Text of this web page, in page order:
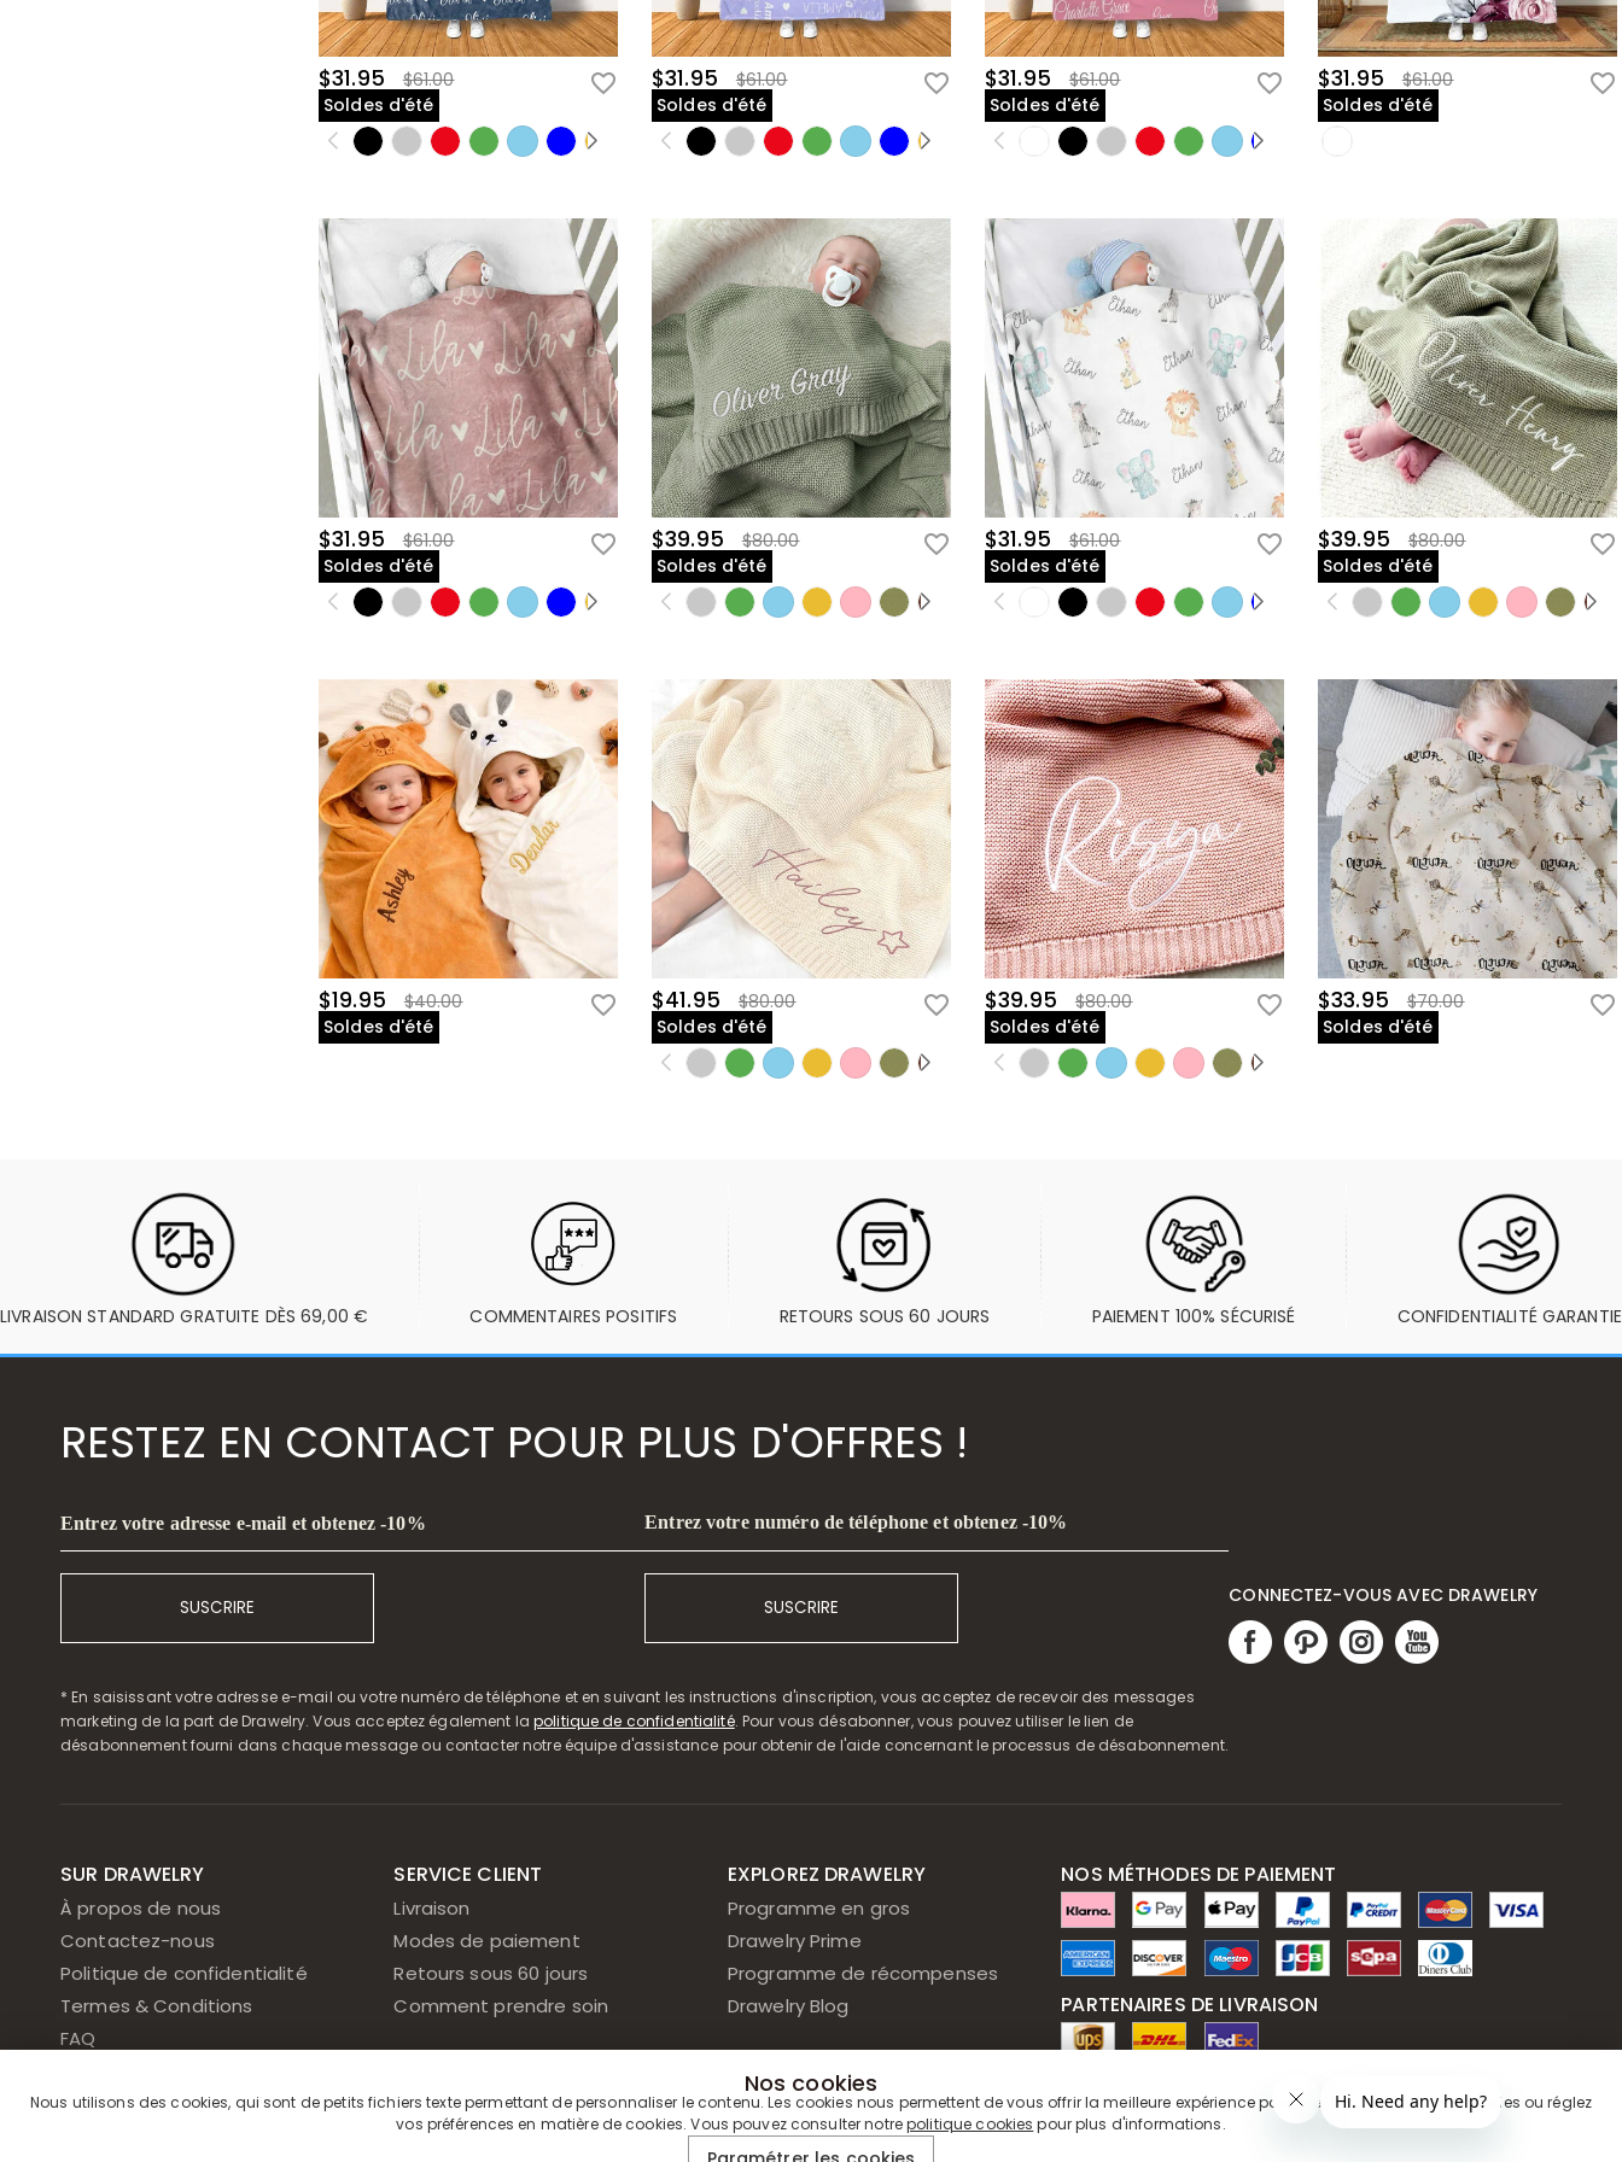
$31.95
$61.00
Soldes d'été
$31.95
$61.00
Soldes d'été
$31.95
$61.00
Soldes d'été
$31.95
$61.00
Soldes d'été
$31.95
$61.00
Soldes d'été
$39.95
$80.00
Soldes d'été
$31.95
$61.00
Soldes d'été
$39.95
$80.00
Soldes d'été
$19.95
$40.00
Soldes d'été
$41.95
$80.00
Soldes d'été
$39.95
$80.00
Soldes d'été
$33.95
$70.00
Soldes d'été
LIVRAISON STANDARD GRATUITE DÈS 69,00 € COMMENTAIRES POSITIFS RETOURS SOUS 60 JOURS PAIEMENT 100% SÉCURISÉ CONFIDENTIALITÉ GARANTIE
RESTEZ EN CONTACT POUR PLUS D'OFFRES !
Entrez votre adresse e-mail et obtenez -10%
SUSCRIRE
Entrez votre numéro de téléphone et obtenez -10%
SUSCRIRE
* En saisissant votre adresse e-mail ou votre numéro de téléphone et en suivant les instructions d'inscription, vous acceptez de recevoir des messages
marketing de la part de Drawelry. Vous acceptez également lapolitique de confidentialité. Pour vous désabonner, vous pouvez utiliser le lien de
désabonnement fourni dans chaque message ou contacter notre équipe d'assistance pour obtenir de l'aide concernant le processus de désabonnement.
CONNECTEZ-VOUS AVEC DRAWELRY
SUR DRAWELRY
À propos de nous
Contactez-nous
Politique de confidentialité
Termes & Conditions
FAQ
SERVICE CLIENT
Livraison
Modes de paiement
Retours sous 60 jours
Comment prendre soin
EXPLOREZ DRAWELRY
Programme en gros
Drawelry Prime
Programme de récompenses
Drawelry Blog
NOS MÉTHODES DE PAIEMENT
PARTENAIRES DE LIVRAISON
Nos cookies
Nous utilisons des cookies, qui sont de petits fichiers texte permettant de personnaliser le contenu. Les cookies nous permettent de vous offrir la meilleure expérience possible. Autorisez tous les cookies ou réglez
vos préférences en matière de cookies. Vous pouvez consulter notrepolitique cookies pour plus d'informations.